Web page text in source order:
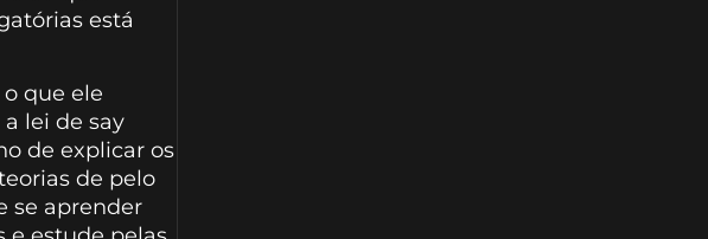
está
que ele
lei de say
de explicar os
de pelo
se aprender